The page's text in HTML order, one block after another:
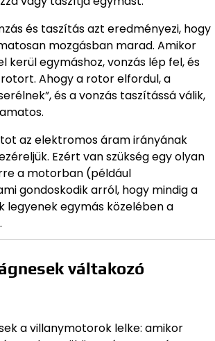
és taszítás azt eredményezi, hogy
mozgásban marad. Amikor
kerül egymáshoz, vonzás lép fel, és
Ahogy a rotor elfordul, a
és a vonzás taszítássá válik,
az elektromos áram irányának
Ezért van szükség egy olyan
a motorban (például
gondoskodik arról, hogy mindig a
legyenek egymás közelében a
váltakozó
a villanymotorok lelke: amikor